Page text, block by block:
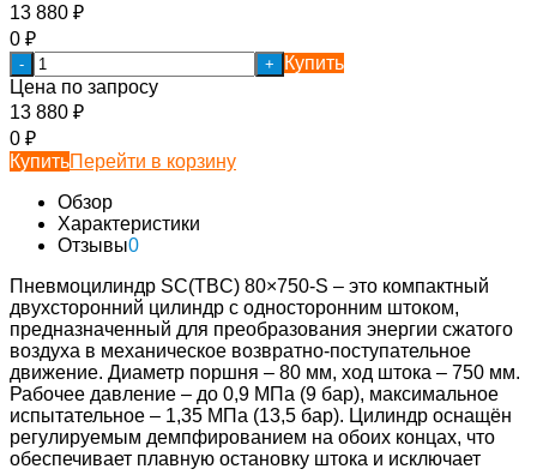
13 880 ₽
0 ₽
- +
Купить
Цена по запросу
13 880 ₽
0 ₽
КупитьПерейти в корзину
Обзор
Характеристики
Отзывы0
Пневмоцилиндр SC(TBC) 80×750-S – это компактный
двухсторонний цилиндр с односторонним штоком,
предназначенный для преобразования энергии сжатого
воздуха в механическое возвратно-поступательное
движение. Диаметр поршня – 80 мм, ход штока – 750 мм.
Рабочее давление – до 0,9 МПа (9 бар), максимальное
испытательное – 1,35 МПа (13,5 бар). Цилиндр оснащён
регулируемым демпфированием на обоих концах, что
обеспечивает плавную остановку штока и исключает